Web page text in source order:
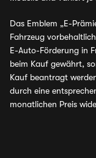
Das Emblem „E-
Fahrzeug
E-Auto-Förderung in
beim Kauf gewährt,
Kauf beantragt
durch eine
monatlichen Preis